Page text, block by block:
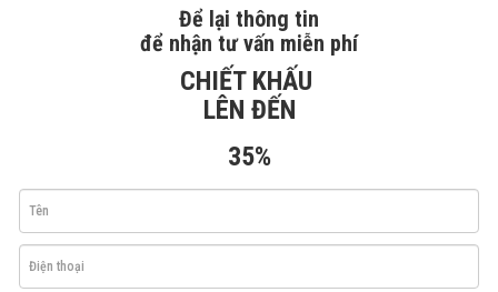
Để lại thông tin
để nhận tư vấn miễn phí
CHIẾT KHẤU
LÊN ĐẾN
35%